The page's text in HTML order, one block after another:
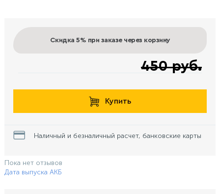
Скидка 5% при заказе через корзину
450 руб.
Купить
Наличный и безналичный расчет, банковские карты
Пока нет отзывов
Дата выпуска АКБ